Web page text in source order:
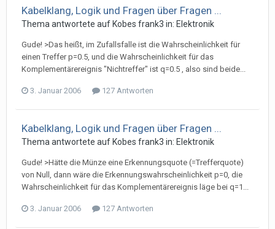
Kabelklang, Logik und Fragen über Fragen ...
Thema antwortete auf Kobes frank3 in: Elektronik
Gude! >Das heißt, im Zufallsfalle ist die Wahrscheinlichkeit für
einen Treffer p=0.5, und die Wahrscheinlichkeit für das
Komplementärereignis "Nichtreffer" ist q=0.5 , also sind beide...
3. Januar 2006 127 Antworten
Kabelklang, Logik und Fragen über Fragen ...
Thema antwortete auf Kobes frank3 in: Elektronik
Gude! >Hätte die Münze eine Erkennungsquote (=Trefferquote)
von Null, dann wäre die Erkennungswahrscheinlichkeit p=0, die
Wahrscheinlichkeit für das Komplementärereignis läge bei q=1...
3. Januar 2006 127 Antworten